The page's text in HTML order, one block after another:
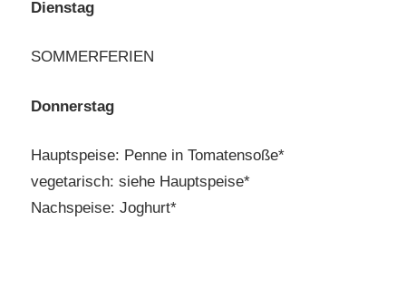
Dienstag
SOMMERFERIEN
Donnerstag
Hauptspeise: Penne in Tomatensoße*
vegetarisch: siehe Hauptspeise*
Nachspeise: Joghurt*